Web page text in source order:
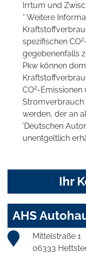
Irrtum und
* Weitere
spezifischen CO2
gegebenenfalls
Pkw können
CO2-Emissionen
Stromverbrauch
werden, der an
'Deutschen
unentgeltlich
Ihr
AHS
Mittelstraße 1
06333